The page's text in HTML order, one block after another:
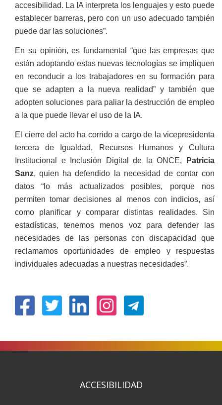
accesibilidad. La IA interpreta los lenguajes y esto puede
establecer barreras, pero con un uso adecuado también
puede dar las soluciones”.
En su opinión, es fundamental “que las empresas que
están adoptando estas nuevas tecnologías se impliquen
en reconducir a los trabajadores en su formación para
que se adapten a la nueva realidad” y también que
adopten soluciones para paliar la destrucción de empleo
a la que puede llevar el uso de la IA.
El cierre del acto ha corrido a cargo de la vicepresidenta
tercera de Igualdad, Recursos Humanos y Cultura
Institucional e Inclusión Digital de la ONCE,
Patricia
Sanz, quien ha defendido la necesidad de contar con
datos “lo más actualizados posibles, porque nos
permiten tomar decisiones al menos con indicios, así
como planificar y comparar distintas realidades. Sin
estadísticas, tenemos menos voz para defender las
necesidades de las personas con discapacidad que
reclamamos oportunidades de empleo y respuestas
individuales adecuadas a nuestras necesidades”.
ACCESIBILIDAD